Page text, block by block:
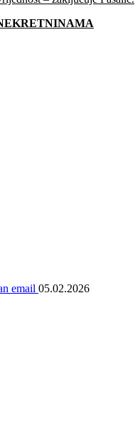
email 05.02.2026